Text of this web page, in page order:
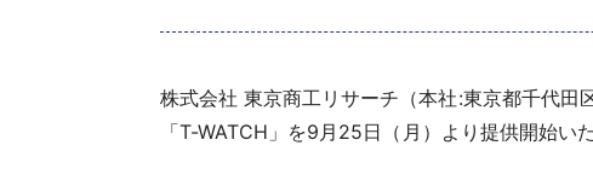
株式会社 東京商工リサーチ（本社:東京都千代
「T-WATCH」を9月25日（月）より提供開始いた